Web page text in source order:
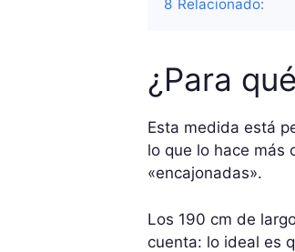
8 Relacionado:
¿Para
Esta medida está
lo que lo hace más
«encajonadas».
Los 190 cm de
cuenta: lo ideal es